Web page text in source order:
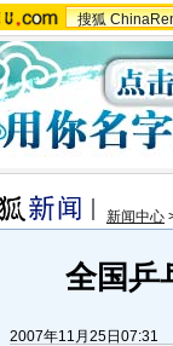
搜狐
新闻中心
全国乒
2007年11月25日07:31